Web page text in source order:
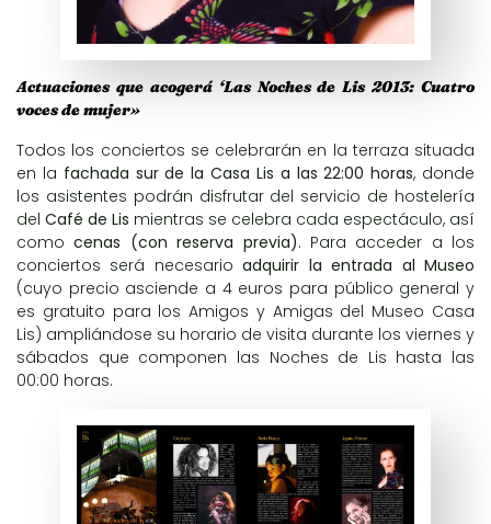
Actuaciones que acogerá ‘Las Noches de Lis 2013: Cuatro
voces de mujer»
Todos los conciertos se celebrarán en la terraza situada
en la fachada sur de la Casa Lis a las 22:00 horas, donde
los asistentes podrán disfrutar del servicio de hostelería
del Café de Lis mientras se celebra cada espectáculo, así
como cenas (con reserva previa). Para acceder a los
conciertos será necesarioadquirir la entrada al Museo
(cuyo precio asciende a 4 euros para público general y
es gratuito para los Amigos y Amigas del Museo Casa
Lis) ampliándose su horario de visita durante los viernes y
sábados que componen las Noches de Lis hasta las
00:00 horas.